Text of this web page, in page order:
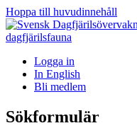
Hoppa till huvudinnehåll
Logga in
In English
Bli medlem
Sökformulär